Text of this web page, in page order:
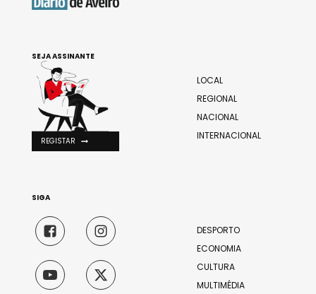
LOCAL
REGIONAL
NACIONAL
INTERNACIONAL
DESPORTO
ECONOMIA
CULTURA
MULTIMÉDIA
SEJA ASSINANTE
REGISTAR
SIGA